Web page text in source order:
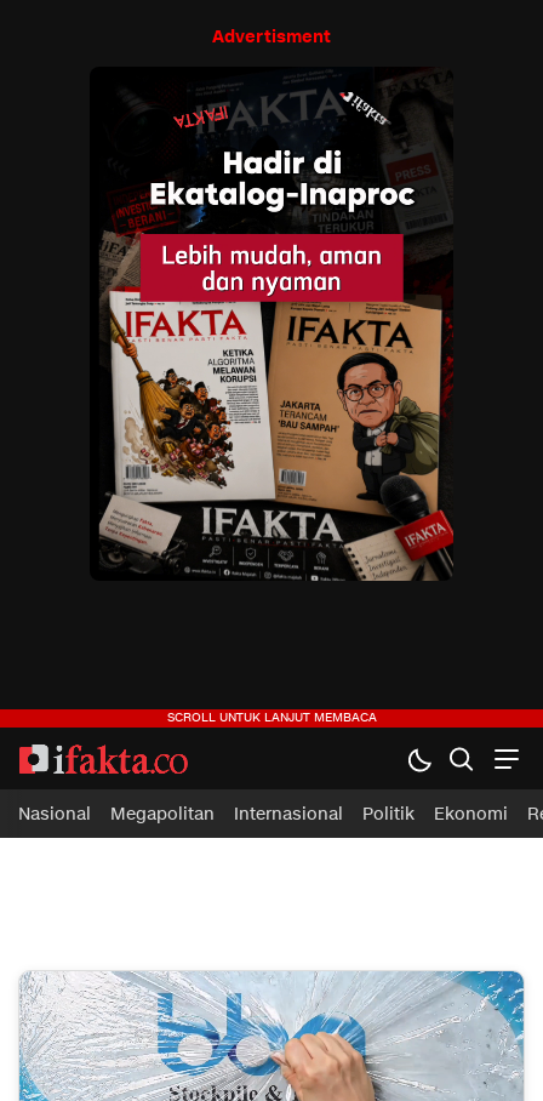
Advertisment
ifakta.co
#pastibenar
Nasional Megapolitan Internasional Politik Ekonomi